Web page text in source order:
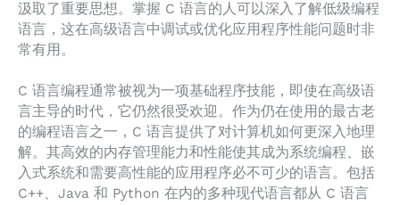
汲取了重要思想。掌握 C 语言的人可以深入了解低级编程
语言，这在高级语言中调试或优化应用程序性能问题时非
常有用。
C 语言编程通常被视为一项基础程序技能，即使在高级语
言主导的时代，它仍然很受欢迎。作为仍在使用的最古老
的编程语言之一，C 语言提供了对计算机如何更深入地理
解。其高效的内存管理能力和性能使其成为系统编程、嵌
入式系统和需要高性能的应用程序必不可少的语言。包括
C++、Java 和 Python 在内的多种现代语言都从 C 语言